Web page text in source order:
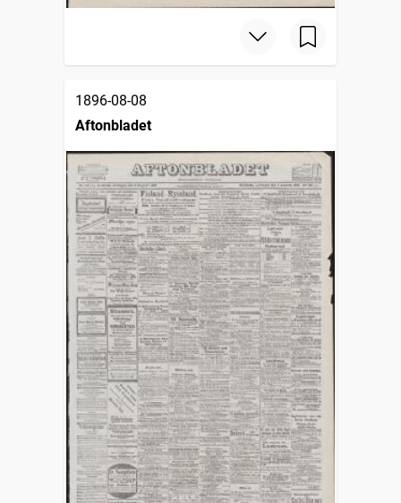
1896-08-08
Aftonbladet